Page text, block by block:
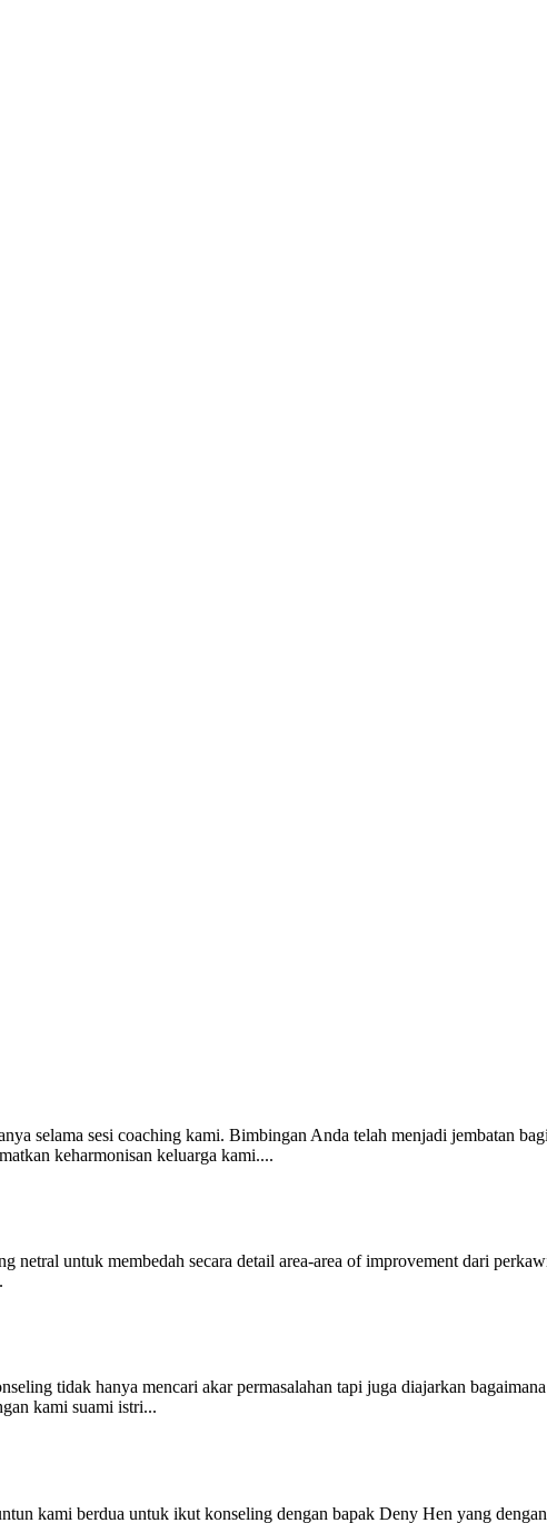
selama sesi coaching kami. Bimbingan Anda telah menjadi jembatan
keharmonisan keluarga kami....
untuk membedah secara detail area-area of improvement dari
tidak hanya mencari akar permasalahan tapi juga diajarkan
kami suami istri...
kami berdua untuk ikut konseling dengan bapak Deny Hen yang